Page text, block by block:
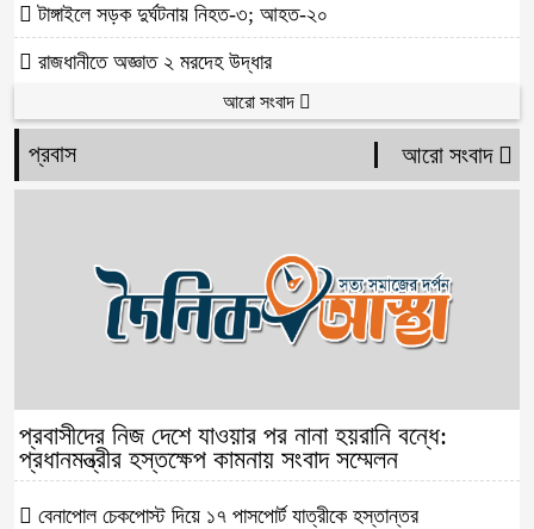
টাঙ্গাইলে সড়ক দুর্ঘটনায় নিহত-৩; আহত-২০
রাজধানীতে অজ্ঞাত ২ মরদেহ উদ্ধার
আরো সংবাদ
প্রবাস আরো সংবাদ
প্রবাসীদের নিজ দেশে যাওয়ার পর নানা হয়রানি বন্ধে:
প্রধানমন্ত্রীর হস্তক্ষেপ কামনায় সংবাদ সম্মেলন
বেনাপোল চেকপোস্ট দিয়ে ১৭ পাসপোর্ট যাত্রীকে হস্তান্তর